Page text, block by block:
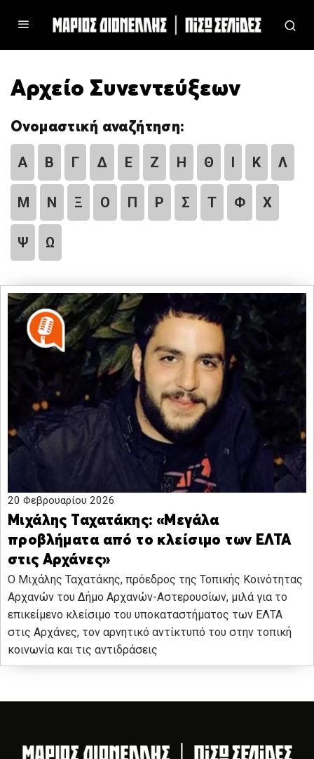
Αρχείο Συνεντεύξεων
Ονομαστική αναζήτηση:
Α Β Γ Δ Ε Ζ Η Θ Ι Κ Λ
Μ Ν Ξ Ο Π Ρ Σ Τ Φ Χ
Ψ Ω
20 Φεβρουαρίου 2026
Μιχάλης Ταχατάκης: «Μεγάλα
προβλήματα από το κλείσιμο των ΕΛΤΑ
στις Αρχάνες»
Ο Μιχάλης Ταχατάκης, πρόεδρος της Τοπικής Κοινότητας
Αρχανών του Δήμο Αρχανών-Αστερουσίων, μιλά για το
επικείμενο κλείσιμο του υποκαταστήματος των ΕΛΤΑ
στις Αρχάνες, τον αρνητικό αντίκτυπό του στην τοπική
κοινωνία και τις αντιδράσεις